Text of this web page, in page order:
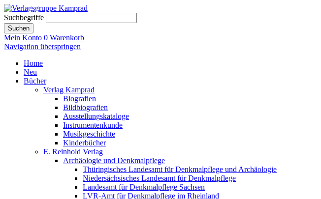
Suchbegriffe
Suchen
Mein Konto 0 Warenkorb
Navigation überspringen
Home
Neu
Bücher
Verlag Kamprad
Biografien
Bildbiografien
Ausstellungskataloge
Instrumentenkunde
Musikgeschichte
Kinderbücher
E. Reinhold Verlag
Archäologie und Denkmalpflege
Thüringisches Landesamt für Denkmalpflege und Archäologie
Niedersächsisches Landesamt für Denkmalpflege
Landesamt für Denkmalpflege Sachsen
LVR-Amt für Denkmalpflege im Rheinland